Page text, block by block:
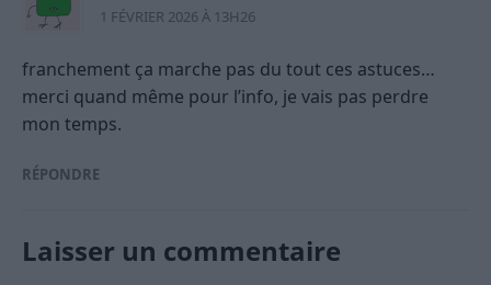
1 FÉVRIER 2026 À 13H26
franchement ça marche pas du tout ces astuces…
merci quand même pour l’info, je vais pas perdre
mon temps.
RÉPONDRE
Laisser un commentaire